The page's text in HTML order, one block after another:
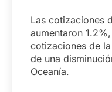
Las cotizaciones
aumentaron
cotizaciones de
de una
Oceanía.